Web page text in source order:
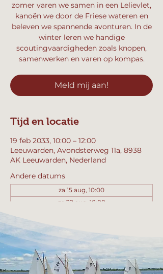
zomer varen we samen in een Lelievlet,
kanoën we door de Friese wateren en
beleven we spannende avonturen. In de
winter leren we handige
scoutingvaardigheden zoals knopen,
samenwerken en varen op kompas.
Meld mij aan!
Tijd en locatie
19 feb 2033, 10:00 – 12:00
Leeuwarden, Avondsterweg 11a, 8938
AK Leeuwarden, Nederland
Andere datums
za 15 aug, 10:00
za 22 aug, 10:00
Bekijk alle 357 datums
Meld mij aan!